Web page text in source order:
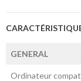
GENERAL
Ordinateur